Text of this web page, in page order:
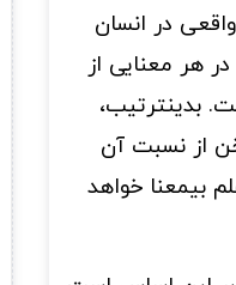
در انسان
هر معنایی از
بدینترتیب،
از نسبت آن
بیمعنا خواهد